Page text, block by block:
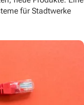
für Stadtwerke